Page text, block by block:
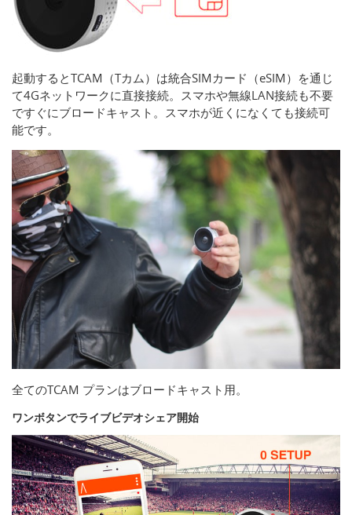
起動するとTCAM（Tカム）は統合SIMカード（eSIM）を通じ
て4Gネットワークに直接接続。スマホや無線LAN接続も不要
ですぐにブロードキャスト。スマホが近くになくても接続可
能です。
全てのTCAM プランはブロードキャスト用。
ワンボタンでライブビデオシェア開始